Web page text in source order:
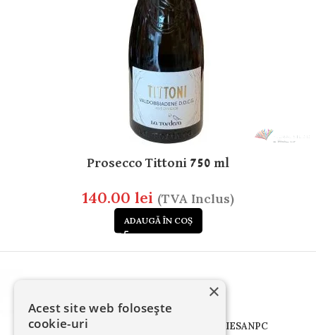
Prosecco Tittoni 750 ml
140.00 lei (TVA Inclus)
ADAUGĂ ÎN COȘ
TERMENI COOKIESANPC
×
Acest site web folosește
cookie-uri